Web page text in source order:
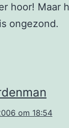
hoor! Maar
ongezond.
om 18:54